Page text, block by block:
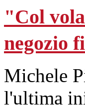
"Col
negozio
Michele
l'ultima